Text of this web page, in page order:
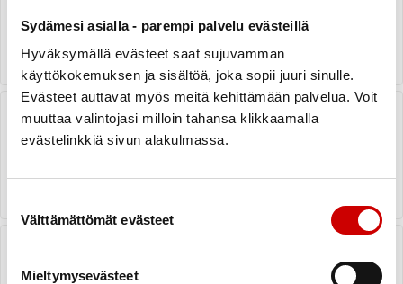
Sydämesi asialla - parempi palvelu evästeillä
Hyväksymällä evästeet saat sujuvamman
käyttökokemuksen ja sisältöä, joka sopii juuri sinulle.
Evästeet auttavat myös meitä kehittämään palvelua. Voit
muuttaa valintojasi milloin tahansa klikkaamalla
evästelinkkiä sivun alakulmassa.
Välttämättömät evästeet
Mieltymysevästeet
LUE ARTIKKELI
Esitteet ja markkinointi